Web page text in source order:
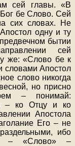
сей главы. «В
бе Слово. Сей
сих словах. Не
одну и ту
бытии
сей
же: «Слово бе к
словами Апостол
слово никогда
но присно
– понимай:
– ко Отцу и ко
Апостола
Его – не
ибо
– «Слово» –